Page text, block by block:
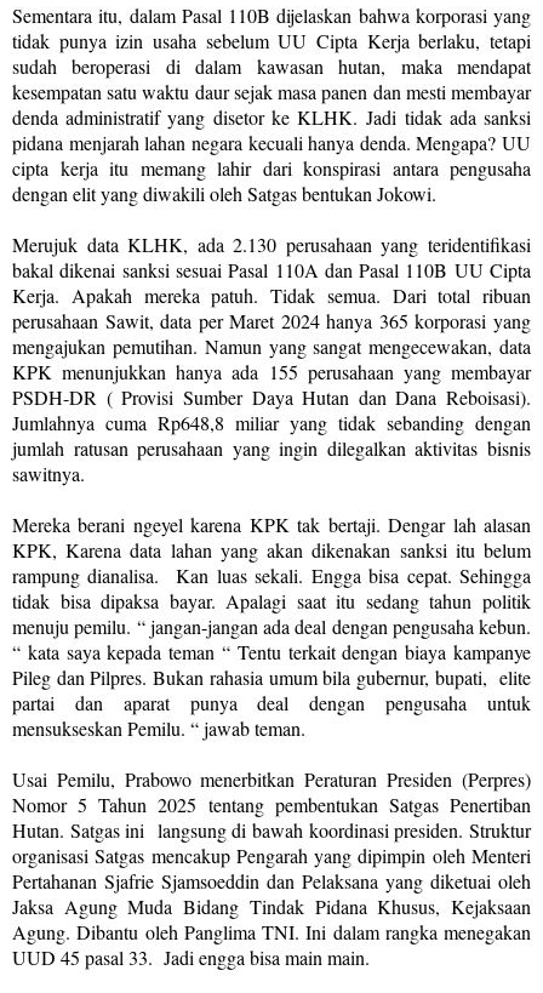
Sementara itu, dalam Pasal 110B dijelaskan bahwa korporasi yang
tidak punya izin usaha sebelum UU Cipta Kerja berlaku, tetapi
sudah beroperasi di dalam kawasan hutan, maka mendapat
kesempatan satu waktu daur sejak masa panen dan mesti membayar
denda administratif yang disetor ke KLHK. Jadi tidak ada sanksi
pidana menjarah lahan negara kecuali hanya denda. Mengapa? UU
cipta kerja itu memang lahir dari konspirasi antara pengusaha
dengan elit yang diwakili oleh Satgas bentukan Jokowi.
Merujuk data KLHK, ada 2.130 perusahaan yang teridentifikasi
bakal dikenai sanksi sesuai Pasal 110A dan Pasal 110B UU Cipta
Kerja. Apakah mereka patuh. Tidak semua. Dari total ribuan
perusahaan Sawit, data per Maret 2024 hanya 365 korporasi yang
mengajukan pemutihan. Namun yang sangat mengecewakan, data
KPK menunjukkan hanya ada 155 perusahaan yang membayar
PSDH-DR ( Provisi Sumber Daya Hutan dan Dana Reboisasi).
Jumlahnya cuma Rp648,8 miliar yang tidak sebanding dengan
jumlah ratusan perusahaan yang ingin dilegalkan aktivitas bisnis
sawitnya.
Mereka berani ngeyel karena KPK tak bertaji. Dengar lah alasan
KPK, Karena data lahan yang akan dikenakan sanksi itu belum
rampung dianalisa.
Kan luas sekali. Engga bisa cepat. Sehingga
tidak bisa dipaksa bayar. Apalagi saat itu sedang tahun politik
menuju pemilu. “ jangan-jangan ada deal dengan pengusaha kebun.
“ kata saya kepada teman “ Tentu terkait dengan biaya kampanye
Pileg dan Pilpres. Bukan rahasia umum bila gubernur, bupati, elite
partai dan aparat punya deal dengan pengusaha untuk
mensukseskan Pemilu. “ jawab teman.
Usai Pemilu, Prabowo menerbitkan Peraturan Presiden (Perpres)
Nomor 5 Tahun 2025 tentang pembentukan Satgas Penertiban
Hutan. Satgas ini langsung di bawah koordinasi presiden. Struktur
organisasi Satgas mencakup Pengarah yang dipimpin oleh Menteri
Pertahanan Sjafrie Sjamsoeddin dan Pelaksana yang diketuai oleh
Jaksa Agung Muda Bidang Tindak Pidana Khusus, Kejaksaan
Agung. Dibantu oleh Panglima TNI. Ini dalam rangka menegakan
UUD 45 pasal 33. Jadi engga bisa main main.